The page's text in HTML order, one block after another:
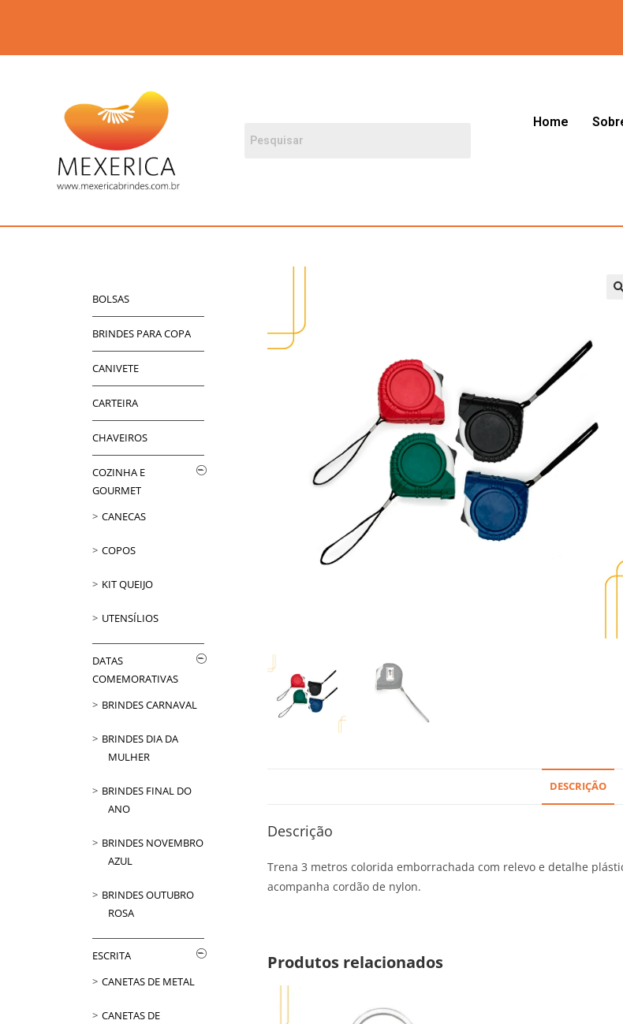
Home
DESCRIÇÃO
Descrição
Trena 3 metros colorida emborrachada com relevo e detalhe
acompanha cordão de nylon.
Produtos relacionados
BOLSAS
BRINDES PARA COPA
CANIVETE
CARTEIRA
CHAVEIROS
COZINHA E
GOURMET
CANECAS
COPOS
KIT QUEIJO
UTENSÍLIOS
DATAS
COMEMORATIVAS
BRINDES CARNAVAL
BRINDES DIA DA
MULHER
BRINDES FINAL DO
ANO
BRINDES NOVEMBRO
AZUL
BRINDES OUTUBRO
ROSA
ESCRITA
CANETAS DE METAL
CANETAS DE